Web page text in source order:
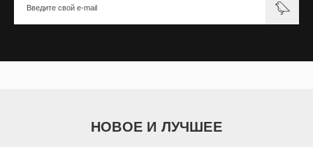
НОВОЕ И ЛУЧШЕЕ